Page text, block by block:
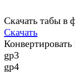
Скачать табы в
Скачать
gp3
gp4